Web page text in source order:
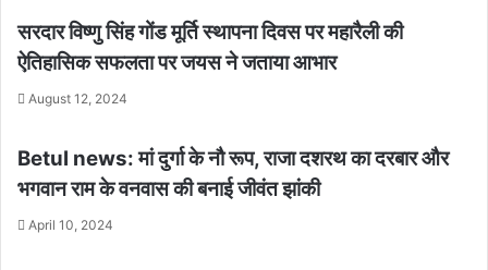
सरदार विष्णु सिंह गोंड मूर्ति स्थापना दिवस पर महारैली की
ऐतिहासिक सफलता पर जयस ने जताया आभार
August 12, 2024
Betul news: मां दुर्गा के नौ रूप, राजा दशरथ का दरबार और
भगवान राम के वनवास की बनाई जीवंत झांकी
April 10, 2024